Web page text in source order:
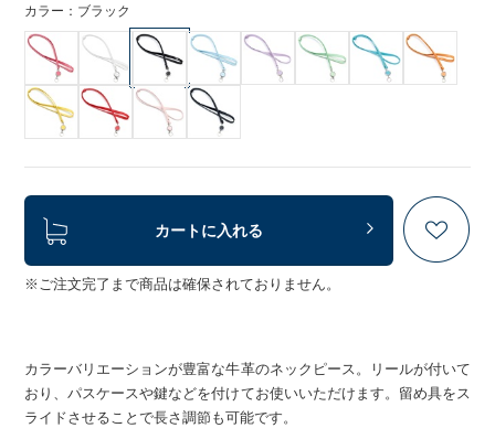
カラー：ブラック
カートに入れる
※ご注文完了まで商品は確保されておりません。
カラーバリエーションが豊富な牛革のネックピース。リールが付いて
おり、パスケースや鍵などを付けてお使いいただけます。留め具をス
ライドさせることで長さ調節も可能です。